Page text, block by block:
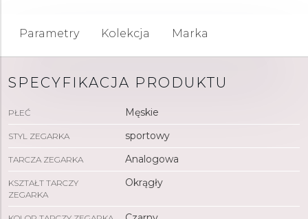
Parametry Kolekcja Marka
SPECYFIKACJA PRODUKTU
PŁEĆ Męskie
STYL ZEGARKA sportowy
TARCZA ZEGARKA Analogowa
KSZTAŁT TARCZY
ZEGARKA
Okrągły